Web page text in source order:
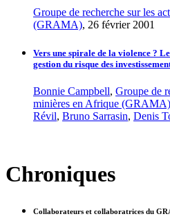
Groupe de recherche sur les
(GRAMA), 26 février 2001
Vers une spirale de la violence ?
gestion du risque des
Bonnie Campbell, Groupe de
minières en Afrique (GRAMA)
Révil, Bruno Sarrasin, Denis
Chroniques
Collaborateurs et collaboratrices du